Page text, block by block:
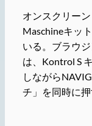
オンスクリー
Maschineキッ
いる。ブラウ
は、Kontrol S
しながら
チ」を同時に押